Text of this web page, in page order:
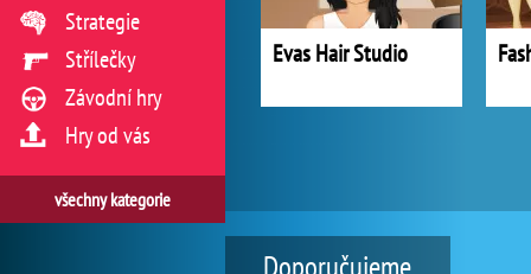
Evas Hair Studio
Strategie
Střílečky
Závodní hry
Hry od vás
všechny kategorie